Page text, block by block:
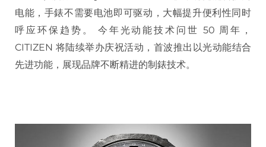
电能，手錶不需要电池即可驱动，大幅提升便利性同时
呼应环保趋势。 今年光动能技术问世 50 周年，
CITIZEN 将陆续举办庆祝活动，首波推出以光动能结合
先进功能，展现品牌不断精进的制錶技术。